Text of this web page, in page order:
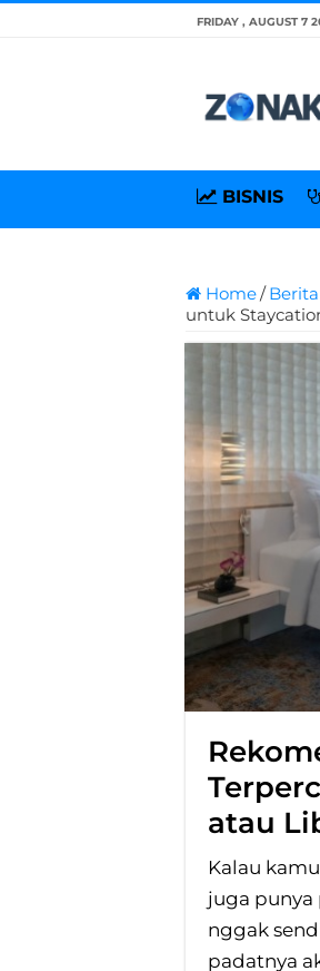
FRIDAY , AUGUST 7
BISNIS
Home/ Berita
untuk
atau
Kalau
juga punya
nggak
padatnya